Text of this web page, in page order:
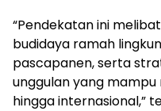
“Pendekatan ini
budidaya ramah
pascapanen, serta
unggulan yang
hingga internasional,”